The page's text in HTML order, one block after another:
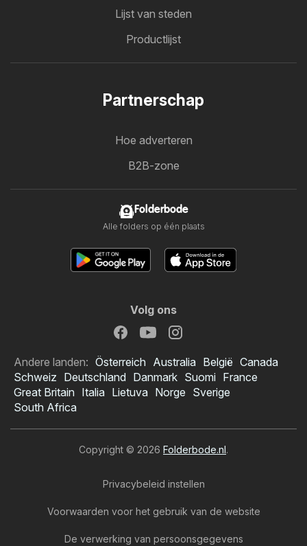
Dirk folder
Lijst van steden
Productlijst
Partnerschap
Hoe adverteren
B2B-zone
Folderbode
Alle folders op één plaats
Volg ons
Andere landen: Österreich Australia België Canada
Schweiz Deutschland Danmark Suomi France
Great Britain Italia Lietuva Norge Sverige
South Africa
Copyright © 2026 Folderbode.nl.
Privacybeleid instellen
Voorwaarden voor het gebruik van de website
De verwerking van persoonsgegevens